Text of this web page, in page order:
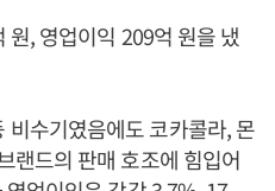
, 영업이익 209억 원을 냈
수기였음에도 코카콜라, 몬
랜드의 판매 호조에 힘입어